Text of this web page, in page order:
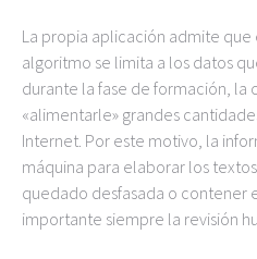
La propia aplicación admite
algoritmo se limita a los datos
durante la fase de formación, la
«alimentarle» grandes
Internet. Por este motivo, la
máquina para elaborar los
quedado desfasada o contener
importante siempre la revisión